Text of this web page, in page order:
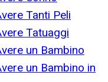
Tanti Peli
Tatuaggi
un Bambino
un Bambino in